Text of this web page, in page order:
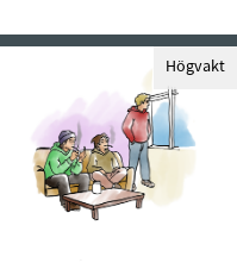
Högvakt